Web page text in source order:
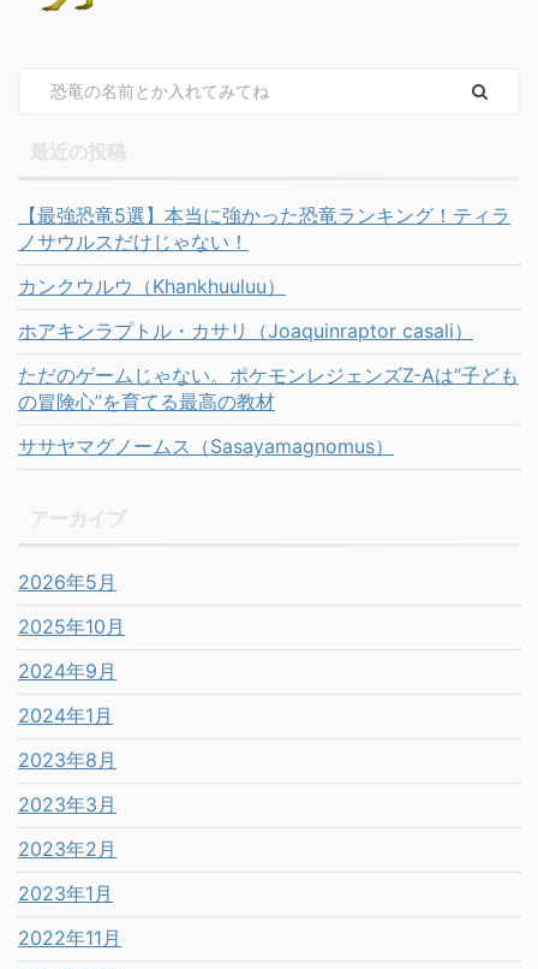
【最強恐竜5選】本当に強かった恐竜ランキング！ティラ
ノサウルスだけじゃない！
カンクウルウ（Khankhuuluu）
ホアキンラプトル・カサリ（Joaquinraptor casali）
ただのゲームじゃない。ポケモンレジェンズZ-Aは“子ども
の冒険心”を育てる最高の教材
ササヤマグノームス（Sasayamagnomus）
2026年5月
2025年10月
2024年9月
2024年1月
2023年8月
2023年3月
2023年2月
2023年1月
2022年11月